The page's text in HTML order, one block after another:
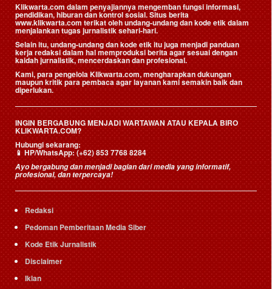
Klikwarta.com dalam penyajiannya mengemban fungsi informasi,
pendidikan, hiburan dan kontrol sosial. Situs berita
www.klikwarta.com terikat oleh undang-undang dan kode etik dalam
menjalankan tugas jurnalistik sehari-hari.
Selain itu, undang-undang dan kode etik itu juga menjadi panduan
kerja redaksi dalam hal memproduksi berita agar sesuai dengan
kaidah jurnalistik, mencerdaskan dan profesional.
Kami, para pengelola Klikwarta.com, mengharapkan dukungan
maupun kritik para pembaca agar layanan kami semakin baik dan
diperlukan.
INGIN BERGABUNG MENJADI WARTAWAN ATAU KEPALA BIRO
KLIKWARTA.COM?
Hubungi sekarang:
📱HP/WhatsApp:(+62) 853 7768 8284
Ayo bergabung dan menjadi bagian dari media yang informatif,
profesional, dan terpercaya!
Redaksi
Pedoman Pemberitaan Media Siber
Kode Etik Jurnalistik
Disclaimer
Iklan